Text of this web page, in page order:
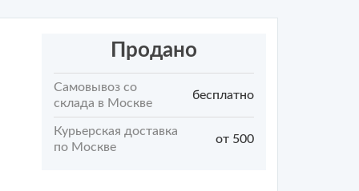
Продано
Самовывоз со
склада в Москве
бесплатно
Курьерская доставка
по Москве
от 500